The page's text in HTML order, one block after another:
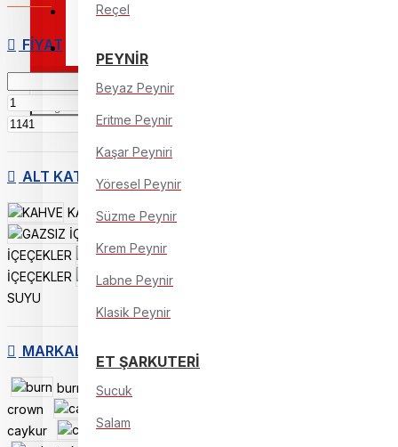
ANNE & BEBEK
PET SHOP
Reçel
PEYNİR
Beyaz Peynir
Eritme Peynir
Kaşar Peyniri
Yöresel Peynir
Süzme Peynir
Krem Peynir
Labne Peynir
Klasik Peynir
ET ŞARKUTERİ
Sucuk
Salam
FIYAT
ALT KATEGORILER
KAHVE
ÇAY
İÇEÇEKLER
İÇEÇEKLER
SUYU
MARKALAR
burn
crown
caykur